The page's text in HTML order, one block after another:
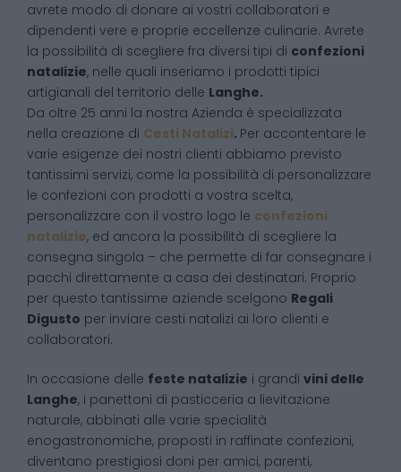
avrete modo di donare ai vostri collaboratori e
dipendenti vere e proprie eccellenze culinarie. Avrete
la possibilità di scegliere fra diversi tipi di confezioni
natalizie, nelle quali inseriamo i prodotti tipici
artigianali del territorio delle Langhe.
Da oltre 25 anni la nostra Azienda è specializzata
nella creazione di Cesti Natalizi. Per accontentare le
varie esigenze dei nostri clienti abbiamo previsto
tantissimi servizi, come la possibilità di personalizzare
le confezioni con prodotti a vostra scelta,
personalizzare con il vostro logo le confezioni
natalizie, ed ancora la possibilità di scegliere la
consegna singola – che permette di far consegnare i
pacchi direttamente a casa dei destinatari. Proprio
per questo tantissime aziende scelgono Regali
Digusto per inviare cesti natalizi ai loro clienti e
collaboratori.
In occasione delle feste natalizie i grandi vini delle
Langhe, i panettoni di pasticceria a lievitazione
naturale, abbinati alle varie specialità
enogastronomiche, proposti in raffinate confezioni,
diventano prestigiosi doni per amici, parenti,